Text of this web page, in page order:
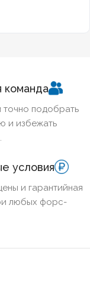
из-за
команда
подобрать
и избежать
условия
и гарантийная
любых форс-